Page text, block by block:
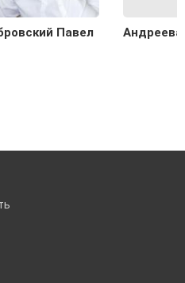
Павел Андреева